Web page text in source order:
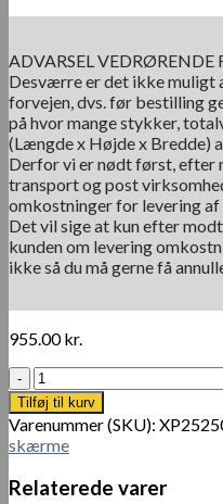
ADVARSEL VEDRØRENDE
Desværre er det ikke muligt
forvejen, dvs. før bestilling
på hvor mange stykker,
(Længde x Højde x Bredde)
Derfor vi er nødt først, efter
transport og post
omkostninger for levering
Det vil sige at kun efter
kunden om levering
ikke så du må gerne få
955.00kr.
Bøhmisk
håndvævet
bambus
lampe
skærm
antal
Tilføj til kurv
Varenummer (SKU):
skærme
Relaterede varer